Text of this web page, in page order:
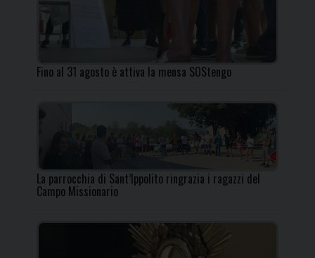
Fino al 31 agosto è attiva la mensa SOStengo
La parrocchia di Sant’Ippolito ringrazia i ragazzi del
Campo Missionario